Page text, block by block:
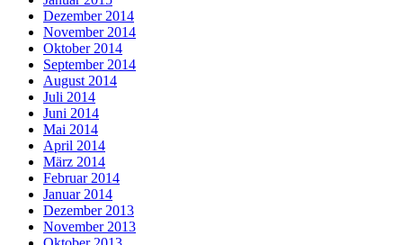
Dezember 2014
November 2014
Oktober 2014
September 2014
August 2014
Juli 2014
Juni 2014
Mai 2014
April 2014
März 2014
Februar 2014
Januar 2014
Dezember 2013
November 2013